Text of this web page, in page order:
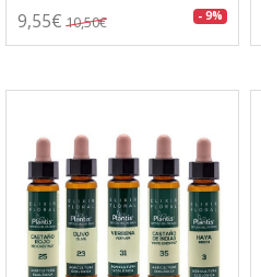
9,55€ 10,50€ - 9%